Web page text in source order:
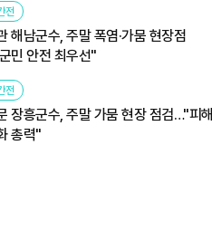
전
해남군수, 주말 폭염·가뭄 현장점
민 안전 최우선"
전
장흥군수, 주말 가뭄 현장 점검…"피해
총력"